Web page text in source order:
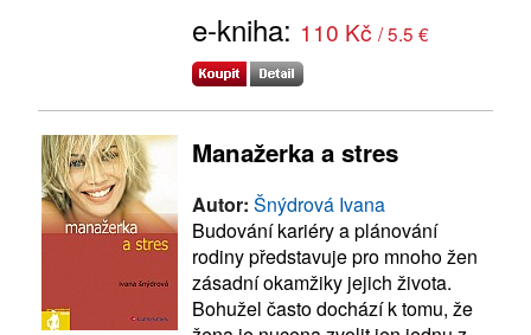
e-kniha: 110 Kč / 5.5 €
Manažerka a stres
Autor: Šnýdrová Ivana
Budování kariéry a plánování
rodiny představuje pro mnoho žen
zásadní okamžiky jejich života.
Bohužel často dochází k tomu, že